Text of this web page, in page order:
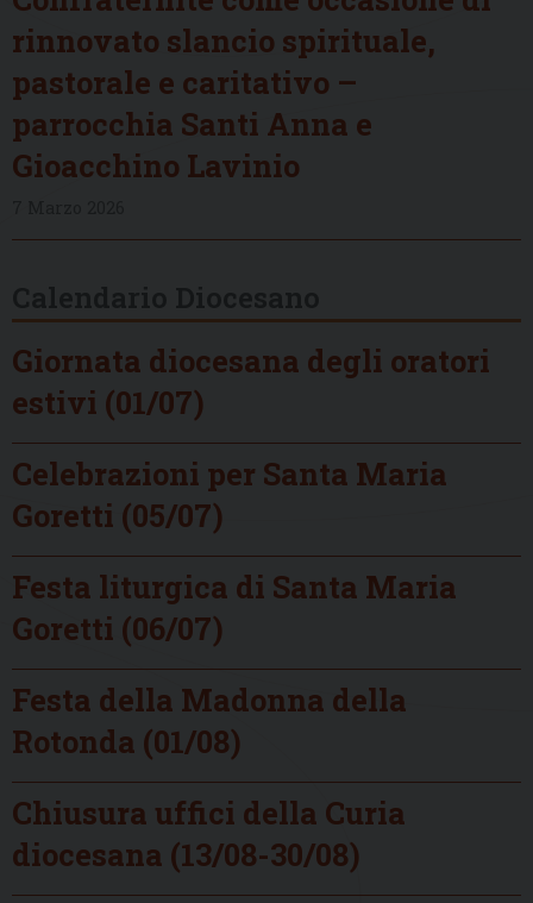
rinnovato slancio spirituale,
pastorale e caritativo –
parrocchia Santi Anna e
Gioacchino Lavinio
Giornata diocesana degli oratori
estivi (01/07)
Celebrazioni per Santa Maria
Goretti (05/07)
Festa liturgica di Santa Maria
Goretti (06/07)
Festa della Madonna della
Rotonda (01/08)
Chiusura uffici della Curia
diocesana (13/08-30/08)